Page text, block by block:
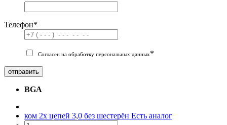
Телефон*
Согласен на обработку персональных данных*
отправить
BGA
ком 2х цепей 3,0 без шестерён Есть аналог